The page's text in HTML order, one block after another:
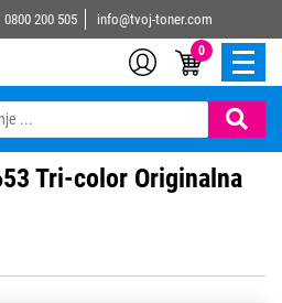
0800 200 505 info@tvoj-toner.com
0
Tri-color Originalna